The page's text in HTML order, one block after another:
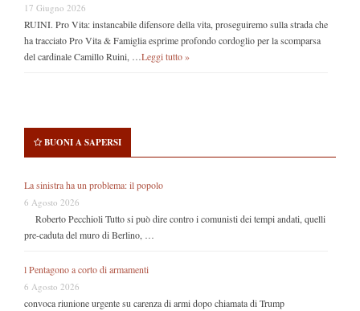
17 Giugno 2026
RUINI. Pro Vita: instancabile difensore della vita, proseguiremo sulla strada che
ha tracciato Pro Vita & Famiglia esprime profondo cordoglio per la scomparsa
del cardinale Camillo Ruini, … Leggi tutto »
BUONI A SAPERSI
La sinistra ha un problema: il popolo
6 Agosto 2026
Roberto Pecchioli Tutto si può dire contro i comunisti dei tempi andati, quelli
pre-caduta del muro di Berlino, …
l Pentagono a corto di armamenti
6 Agosto 2026
convoca riunione urgente su carenza di armi dopo chiamata di Trump